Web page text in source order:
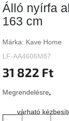
gyűjtemény
Home
gyűjtemény
Richmond
gyűjtemény
line
Álló nyírfa
163 cm
Márka: Kave Home
LF-AA4606M87
31 822 Ft
Megrendelésre
várható